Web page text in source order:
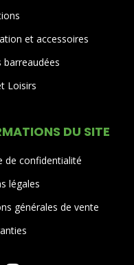
et accessoires
barreaudées
Loisirs
DU SITE
de confidentialité
légales
générales de vente